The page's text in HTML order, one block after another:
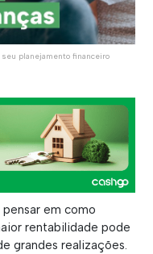
planejamento financeiro
em como
rentabilidade pode
grandes realizações.